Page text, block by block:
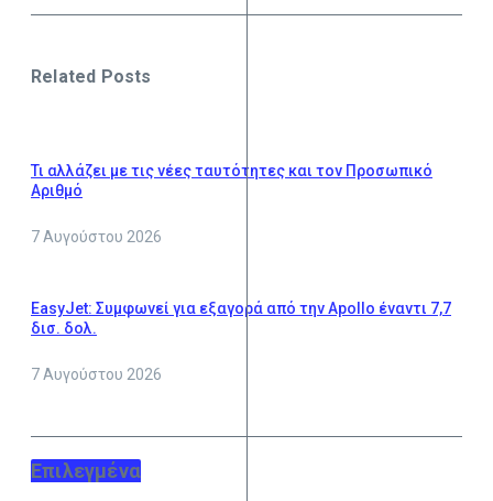
Related Posts
Τι αλλάζει με τις νέες ταυτότητες και τον Προσωπικό
Αριθμό
7 Αυγούστου 2026
ΕasyJet: Συμφωνεί για εξαγορά από την Apollo έναντι 7,7
δισ. δολ.
7 Αυγούστου 2026
Επιλεγμένα